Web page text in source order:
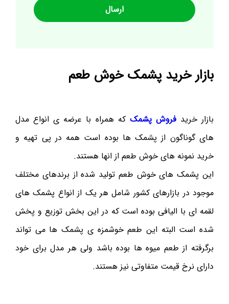
بازار خرید پشمک خوش طعم
بازار خریدفروش پشمک که همراه با عرضه ی انواع مدل
های گوناگون از پشمک ها بوده است همه در پی تهیه و
خرید نمونه های خوش طعم از انها هستند.
این پشمک های خوش طعم تولید شده از برندهای مختلف
موجود در بازارهای کشور شامل هر یک از انواع پشمک های
لقمه ای با الیافی بوده است که در این بخش توزیع و پخش
شده است البته این طعم خوشمزه ی پشمک ها می تواند
برگرفته از طعم میوه ها بوده باشد ولی هر مدل برای خود
دارای نرخ قیمت متفاوتی نیز هستند.